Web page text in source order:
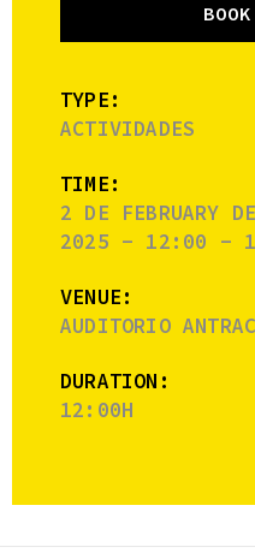
TYPE:
ACTIVIDADES
TIME:
2 DE FEBRUARY DE
2025 - 12:00 -
VENUE:
AUDITORIO
DURATION:
12:00H